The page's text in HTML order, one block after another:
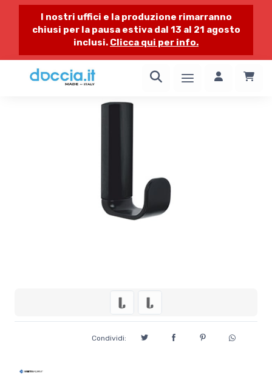
I nostri uffici e la produzione rimarranno
chiusi per la pausa estiva dal 13 al 21 agosto
inclusi. Clicca qui per info.
Condividi: